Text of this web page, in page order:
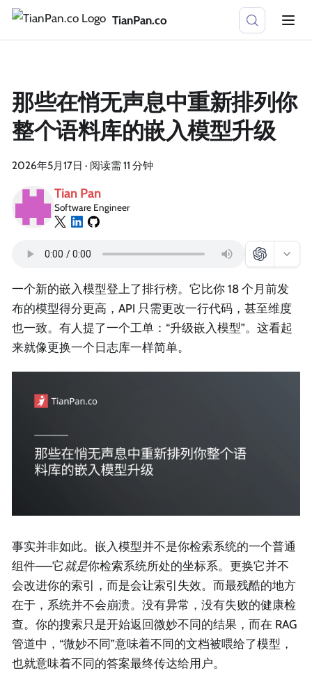
TianPan.co
那些在悄无声息中重新排列你
整个语料库的嵌入模型升级
2026年5月17日 · 阅读需 11 分钟
Tian Pan
Software Engineer
一个新的嵌入模型登上了排行榜。它比你 18 个月前发
布的模型得分更高，API 只需更改一行代码，甚至维度
也一致。有人提了一个工单：“升级嵌入模型”。这看起
来就像更换一个日志库一样简单。
事实并非如此。嵌入模型并不是你检索系统的一个普通
组件——它就是你检索系统所处的坐标系。更换它并不
会改进你的索引，而是会让索引失效。而最残酷的地方
在于，系统并不会崩溃。没有异常，没有失败的健康检
查。你的搜索只是开始返回微妙不同的结果，而在 RAG
管道中，“微妙不同”意味着不同的文档被喂给了模型，
也就意味着不同的答案最终传达给用户。